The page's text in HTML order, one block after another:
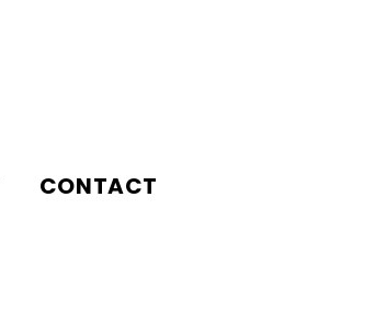
CONTACT